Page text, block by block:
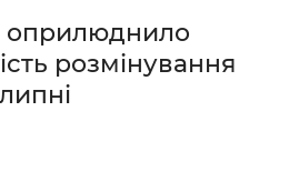
оприлюднило
розмінування